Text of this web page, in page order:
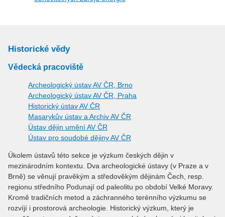
Historické vědy
Vědecká pracoviště
Archeologický ústav AV ČR, Brno
Archeologický ústav AV ČR, Praha
Historický ústav AV ČR
Masarykův ústav a Archiv AV ČR
Ústav dějin umění AV ČR
Ústav pro soudobé dějiny AV ČR
Úkolem ústavů této sekce je výzkum českých dějin v
mezinárodním kontextu. Dva archeologické ústavy (v Praze a v
Brně) se věnují pravěkým a středověkým dějinám Čech, resp.
regionu středního Podunají od paleolitu po období Velké Moravy.
Kromě tradičních metod a záchranného terénního výzkumu se
rozvíjí i prostorová archeologie. Historický výzkum, který je